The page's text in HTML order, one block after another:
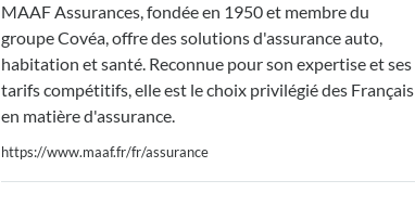
MAAF Assurances, fondée en 1950 et membre du
groupe Covéa, offre des solutions d'assurance auto,
habitation et santé. Reconnue pour son expertise et ses
tarifs compétitifs, elle est le choix privilégié des Français
en matière d'assurance.
https://www.maaf.fr/fr/assurance